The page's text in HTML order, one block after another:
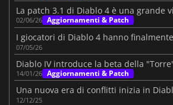
02/06/26 Aggiornamenti & Patch
07/05/26
14/01/26 Aggiornamenti & Patch
12/12/25